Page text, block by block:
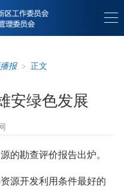
报 > 正文
安绿色发展
勘查评价报告出炉。
开发利用条件最好的